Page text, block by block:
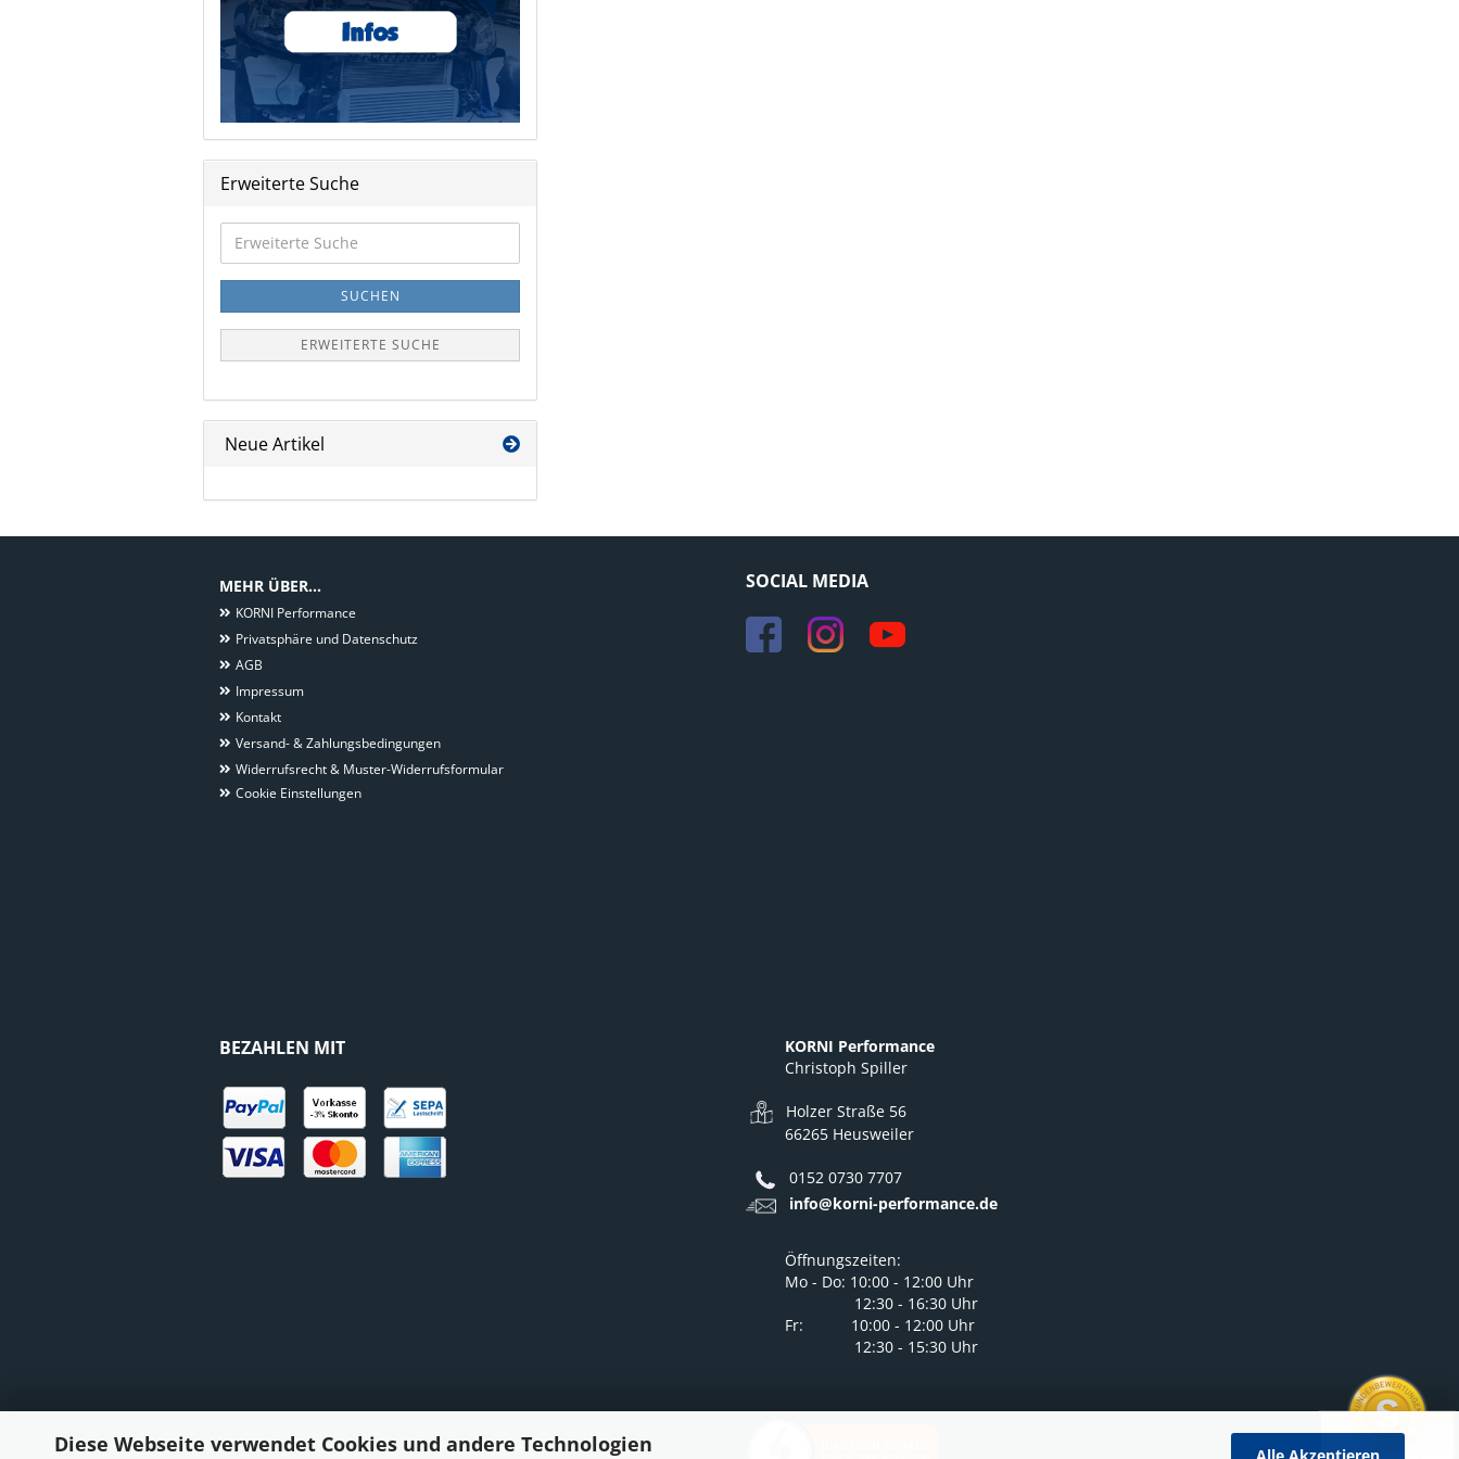
Diese Webseite verwendet Cookies und andere Technologien Alle Akzeptieren
Erweiterte Suche
Suche
SUCHEN
ERWEITERTE SUCHE
Neue Artikel
MEHR ÜBER...
KORNI Performance
Privatsphäre und Datenschutz
AGB
Impressum
Kontakt
Versand- & Zahlungsbedingungen
Widerrufsrecht & Muster-Widerrufsformular
Cookie Einstellungen
SOCIAL MEDIA
BEZAHLEN MIT
KORNI Performance
Christoph Spiller
Holzer Straße 56
66265 Heusweiler
0152 0730 7707
info@korni-performance.de
Öffnungszeiten:
Mo - Do: 10:00 - 12:00 Uhr
12:30 - 16:30 Uhr
Fr: 10:00 - 12:00 Uhr
12:30 - 15:30 Uhr